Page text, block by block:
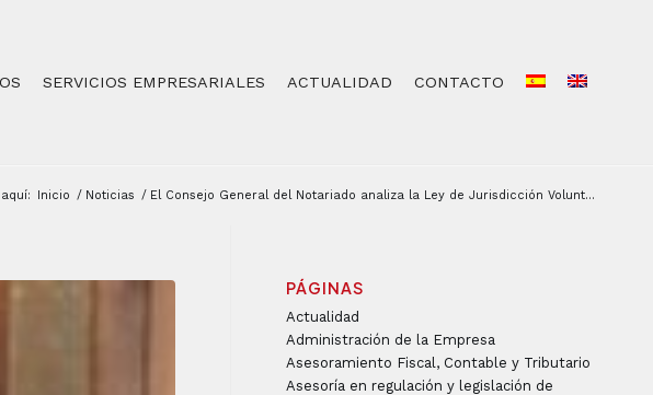
SERVICIOS EMPRESARIALES ACTUALIDAD CONTACTO
Inicio / Noticias / El Consejo General del Notariado analiza la Ley de Jurisdicción Volunt...
PÁGINAS
Actualidad
Administración de la Empresa
Asesoramiento Fiscal, Contable y Tributario
Asesoría en regulación y legislación de